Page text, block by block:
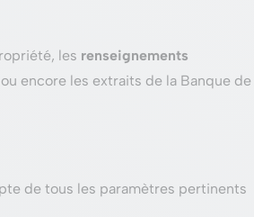
les renseignements
encore les extraits de la Banque de
de tous les paramètres pertinents